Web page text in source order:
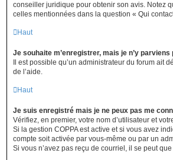
conseiller juridique pour obtenir son avis. Notez
celles mentionnées dans la question « Qui
Haut
Je souhaite m’enregistrer, mais je n’y parviens
Il est possible qu’un administrateur du forum
de l’aide.
Haut
Je suis enregistré mais je ne peux pas me
Vérifiez, en premier, votre nom d’utilisateur et
Si la gestion COPPA est active et si vous avez
compte soit activée par vous-même ou par un
Si vous n’avez pas reçu de courriel, il se peut